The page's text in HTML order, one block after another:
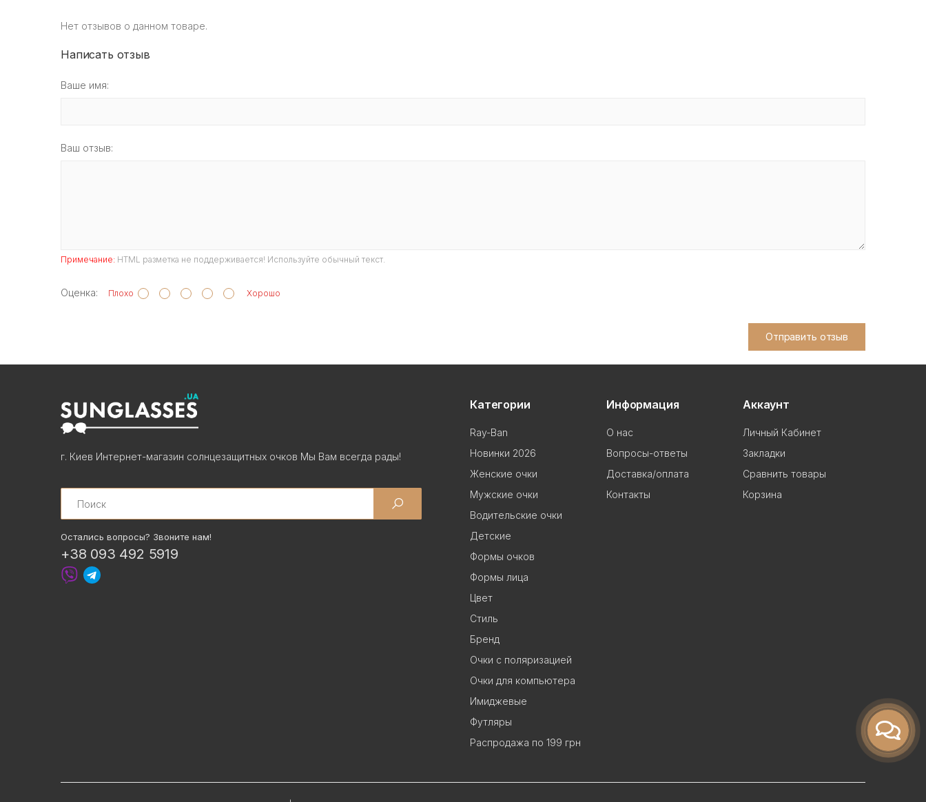
Нет отзывов о данном товаре.
Написать отзыв
Ваше имя:
Ваш отзыв:
Примечание: HTML разметка не поддерживается! Используйте обычный текст.
Оценка: Плохо Хорошо
Отправить отзыв
г. Киев Интернет-магазин солнцезащитных очков Мы Вам всегда рады!
Search
Остались вопросы? Звоните нам!
+38 093 492 5919
Категории
Ray-Ban
Новинки 2026
Женские очки
Мужские очки
Водительские очки
Детские
Формы очков
Формы лица
Цвет
Стиль
Бренд
Очки с поляризацией
Очки для компьютера
Имиджевые
Футляры
Распродажа по 199 грн
Информация
О нас
Вопросы-ответы
Доставка/оплата
Контакты
Аккаунт
Личный Кабинет
Закладки
Сравнить товары
Корзина